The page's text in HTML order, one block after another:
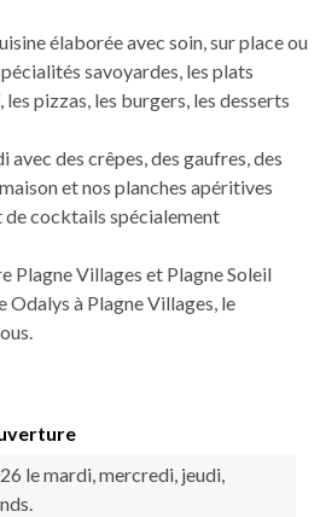
élaborée avec soin, sur place ou
savoyardes, les plats
pizzas, les burgers, les desserts
avec des crêpes, des gaufres, des
et nos planches apéritives
de cocktails spécialement
Plagne Villages et Plagne Soleil
Odalys à Plagne Villages, le
le mardi, mercredi, jeudi,